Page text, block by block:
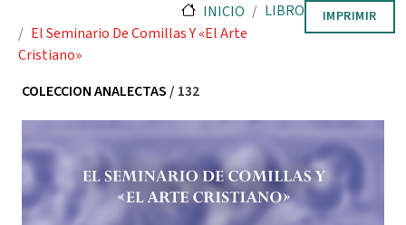
INICIO
LIBRO
El Seminario De Comillas Y «el Arte
Cristiano»
IMPRIMIR
COLECCION ANALECTAS/ 132